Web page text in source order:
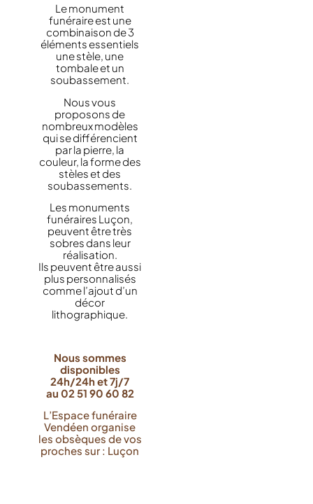
Le monument
funéraire est une
combinaison de 3
éléments essentiels
une stèle, une
tombale et un
soubassement.
Nous vous
proposons de
nombreux modèles
qui se différencient
par la pierre, la
couleur, la forme des
stèles et des
soubassements.
Les monuments
funéraires Luçon,
peuvent être très
sobres dans leur
réalisation.
Ils peuvent être aussi
plus personnalisés
comme l’ajout d’un
décor
lithographique.
Nous sommes
disponibles
24h/24h et 7j/7
au 02 51 90 60 82
L’Espace funéraire
Vendéen organise
les obsèques de vos
proches sur : Luçon